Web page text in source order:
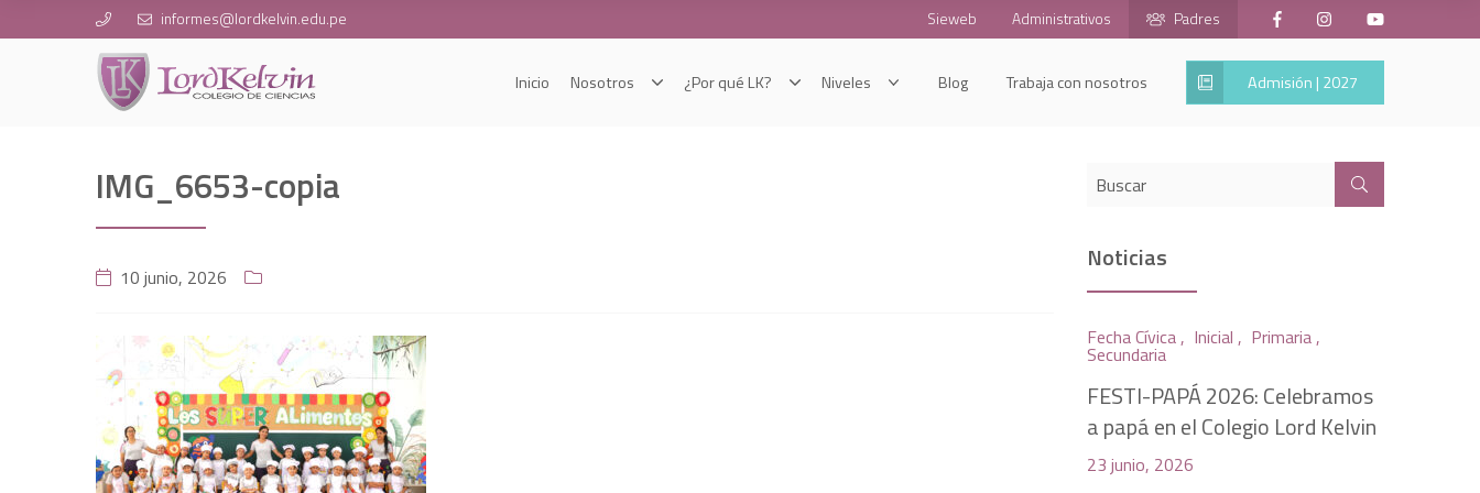
informes@lordkelvin.edu.pe Sieweb Administrativos Padres
Inicio Nosotros ¿Por qué LK? Niveles Blog Trabaja con nosotros Admisión | 2027
IMG_6653-copia
10 junio, 2026
Noticias
Fecha Cívica , Inicial , Primaria ,
Secundaria
FESTI-PAPÁ 2026: Celebramos
a papá en el Colegio Lord Kelvin
23 junio, 2026